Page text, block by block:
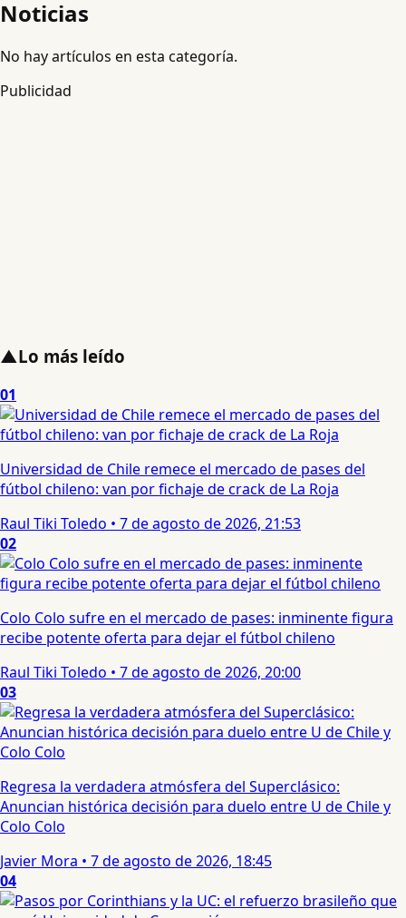
Noticias
No hay artículos en esta categoría.
Publicidad
▲Lo más leído
01
Universidad de Chile remece el mercado de pases del
fútbol chileno: van por fichaje de crack de La Roja
Raul Tiki Toledo • 7 de agosto de 2026, 21:53
02
Colo Colo sufre en el mercado de pases: inminente figura
recibe potente oferta para dejar el fútbol chileno
Raul Tiki Toledo • 7 de agosto de 2026, 20:00
03
Regresa la verdadera atmósfera del Superclásico:
Anuncian histórica decisión para duelo entre U de Chile y
Colo Colo
Javier Mora • 7 de agosto de 2026, 18:45
04